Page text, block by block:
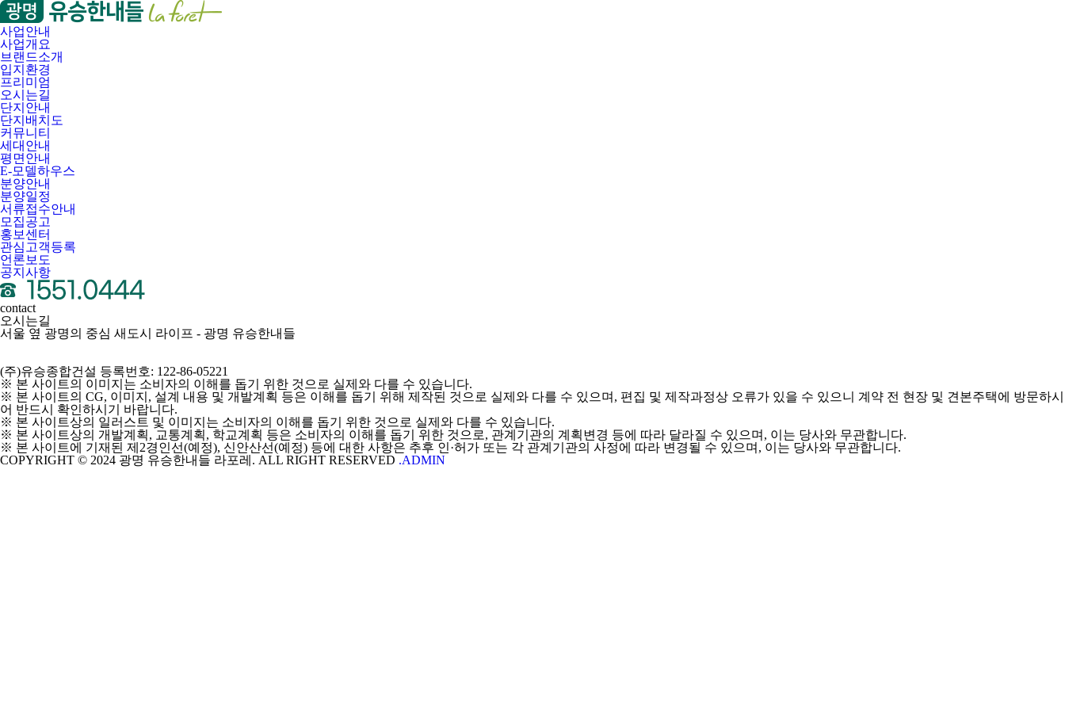
사업안내
사업개요
브랜드소개
입지환경
프리미엄
오시는길
단지안내
단지배치도
커뮤니티
세대안내
평면안내
E-모델하우스
분양안내
분양일정
서류접수안내
모집공고
홍보센터
관심고객등록
언론보도
공지사항
contact
오시는길
서울 옆 광명의 중심 새도시 라이프 - 광명 유승한내들
(주)유승종합건설 등록번호: 122-86-05221
※ 본 사이트의 이미지는 소비자의 이해를 돕기 위한 것으로 실제와 다를 수 있습니다.
※ 본 사이트의 CG, 이미지, 설계 내용 및 개발계획 등은 이해를 돕기 위해 제작된 것으로 실제와 다를 수 있으며, 편집 및 제작과정상 오류가 있을 수 있으니 계약 전 현장 및 견본주택에 방문하시
어 반드시 확인하시기 바랍니다.
※ 본 사이트상의 일러스트 및 이미지는 소비자의 이해를 돕기 위한 것으로 실제와 다를 수 있습니다.
※ 본 사이트상의 개발계획, 교통계획, 학교계획 등은 소비자의 이해를 돕기 위한 것으로, 관계기관의 계획변경 등에 따라 달라질 수 있으며, 이는 당사와 무관합니다.
※ 본 사이트에 기재된 제2경인선(예정), 신안산선(예정) 등에 대한 사항은 추후 인·허가 또는 각 관계기관의 사정에 따라 변경될 수 있으며, 이는 당사와 무관합니다.
COPYRIGHT © 2024 광명 유승한내들 라포레. ALL RIGHT RESERVED .ADMIN